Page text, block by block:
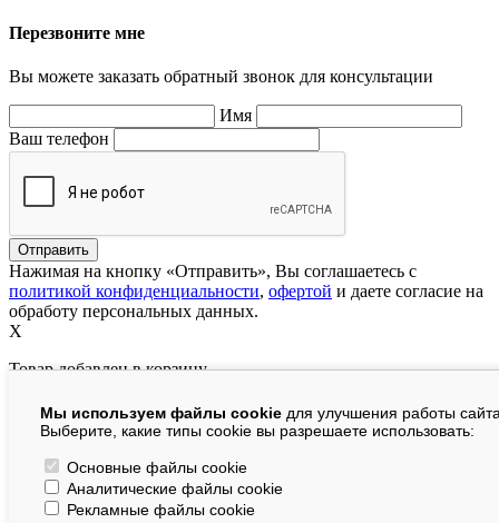
Мы используем файлы cookie для улучшения работы
Выберите, какие типы cookie вы разрешаете использовать:
Основные файлы cookie
Аналитические файлы cookie
Рекламные файлы cookie
Перезвоните мне
Вы можете заказать обратный звонок для консультации
Имя
Ваш телефон
Нажимая на кнопку «Отправить», Вы соглашаетесь с
политикой конфиденциальности, офертой и даете согласие на
обработу персональных данных.
X
Товар добавлен в корзину
В корзине:шт.
На сумму:руб.